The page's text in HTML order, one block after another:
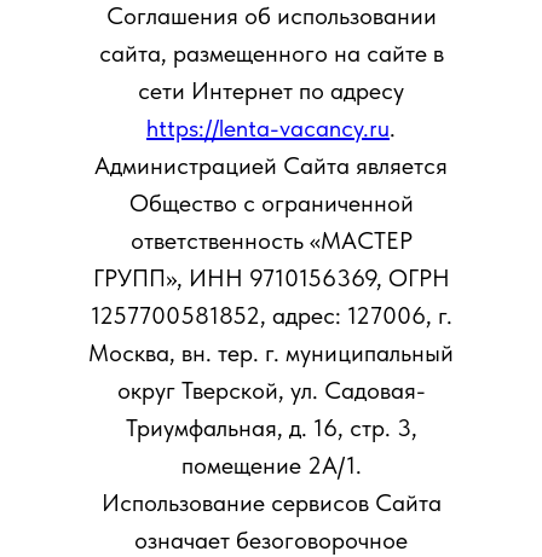
Соглашения об использовании
сайта, размещенного на сайте в
сети Интернет по адресу
https://lenta-vacancy.ru.
Администрацией Сайта является
Общество с ограниченной
ответственность «МАСТЕР
ГРУПП», ИНН 9710156369, ОГРН
1257700581852, адрес: 127006, г.
Москва, вн. тер. г. муниципальный
округ Тверской, ул. Садовая-
Триумфальная, д. 16, стр. 3,
помещение 2А/1.
Использование сервисов Сайта
означает безоговорочное